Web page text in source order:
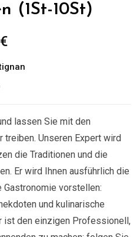
(1St-10St)
€Preisspanne:
bis
lassen Sie mit den
treiben. Unseren Expert wird
die Traditionen und die
Er wird Ihnen ausführlich die
Gastronomie vorstellen:
und kulinarische
ist den einzigen Professionell,